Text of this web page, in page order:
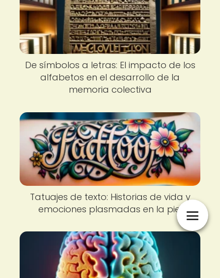
De símbolos a letras: El impacto de los
alfabetos en el desarrollo de la
memoria colectiva
Tatuajes de texto: Historias de vida y
emociones plasmadas en la piel